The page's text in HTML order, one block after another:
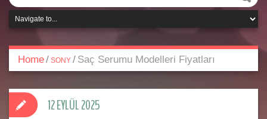
Home/ SONY / Saç Serumu Modelleri Fiyatları
12 EYLÜL 2025